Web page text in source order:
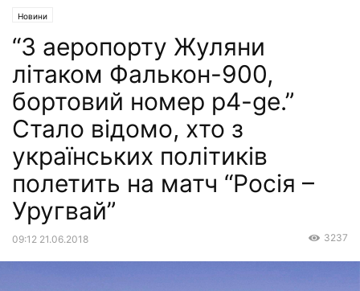
Новини
“З аеропорту Жуляни
літаком Фалькон-900,
бортовий номер p4-ge.”
Стало відомо, хто з
українських політиків
полетить на матч “Росія –
Уругвай”
09:12 21.06.2018 3237